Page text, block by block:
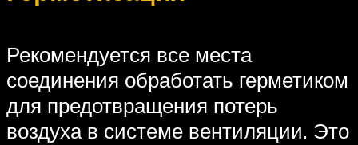
Рекомендуется все места
соединения обработать герметиком
для предотвращения потерь
воздуха в системе вентиляции. Это